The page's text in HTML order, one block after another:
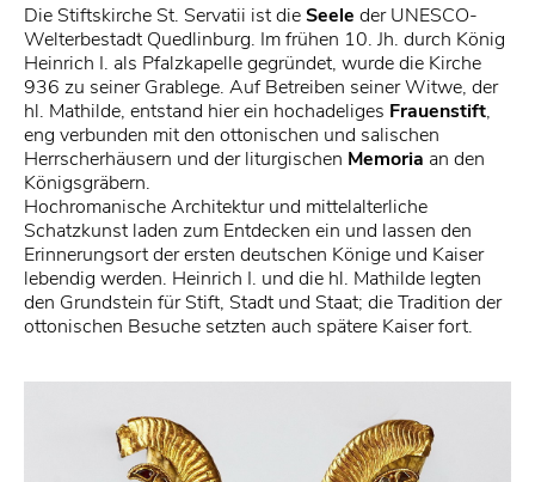
Die Stiftskirche St. Servatii ist dieSeele der UNESCO-
Welterbestadt Quedlinburg. Im frühen 10. Jh. durch König
Heinrich I. als Pfalzkapelle gegründet, wurde die Kirche
936 zu seiner Grablege. Auf Betreiben seiner Witwe, der
hl. Mathilde, entstand hier ein hochadeliges Frauenstift,
eng verbunden mit den ottonischen und salischen
Herrscherhäusern und der liturgischen Memoria an den
Königsgräbern.
Hochromanische Architektur und mittelalterliche
Schatzkunst laden zum Entdecken ein und lassen den
Erinnerungsort der ersten deutschen Könige und Kaiser
lebendig werden. Heinrich I. und die hl. Mathilde legten
den Grundstein für Stift, Stadt und Staat; die Tradition der
ottonischen Besuche setzten auch spätere Kaiser fort.